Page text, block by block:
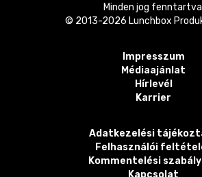
Minden jog
© 2013-2026 Lunchbox
Impresszum
Médiaajánlat
Hírlevél
Karrier
Adatkezelési
Felhasználói
Kommentelési
Kapcsolat